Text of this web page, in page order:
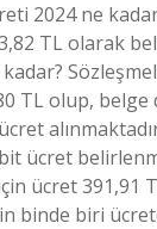
2024 ne
TL olarak
TL olup, belge
ücret
ücret 391,91
binde biri